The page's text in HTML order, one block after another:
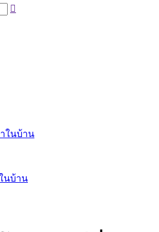
ในบ้าน
นบ้าน